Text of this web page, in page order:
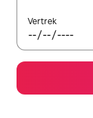
Vertrek